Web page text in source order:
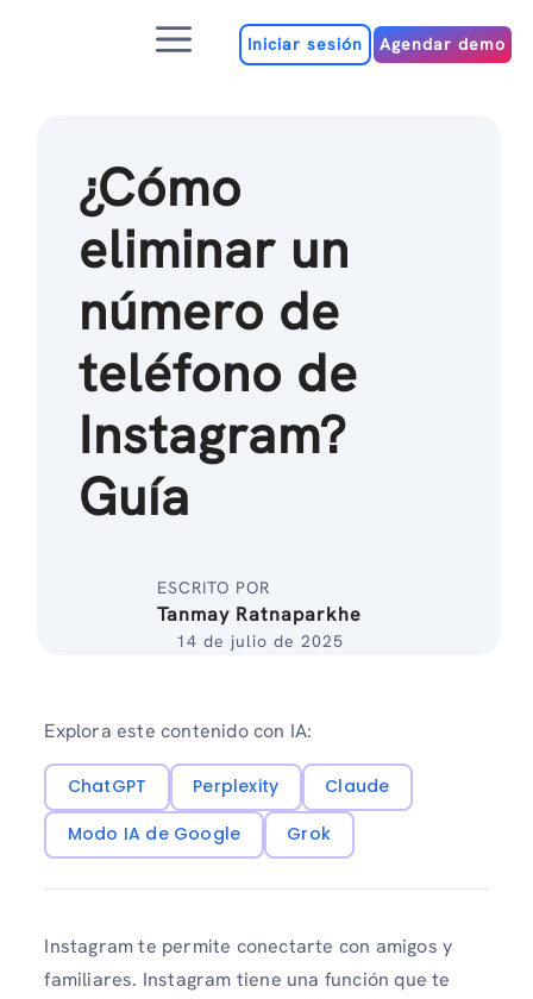
MenúIniciar sesión Agendar demo
¿Cómo
eliminar un
número de
teléfono de
Instagram?
Guía
ESCRITO POR
Tanmay Ratnaparkhe
14 de julio de 2025
Explora este contenido con IA:
ChatGPT Perplexity
Claude
Modo IA de Google
Grok
Instagram te permite conectarte con amigos y
familiares. Instagram tiene una función que te